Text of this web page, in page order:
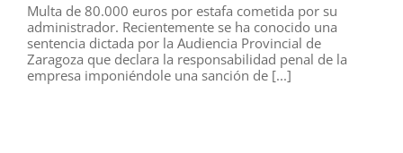
Multa de 80.000 euros por estafa cometida por su
administrador. Recientemente se ha conocido una
sentencia dictada por la Audiencia Provincial de
Zaragoza que declara la responsabilidad penal de la
empresa imponiéndole una sanción de [...]